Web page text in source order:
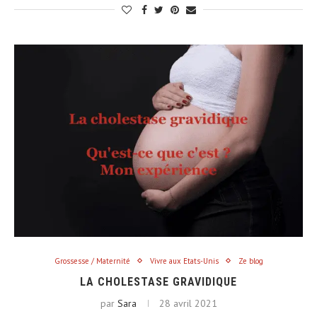
Grossesse / Maternité Vivre aux Etats-Unis Ze blog
LA CHOLESTASE GRAVIDIQUE
par Sara 28 avril 2021